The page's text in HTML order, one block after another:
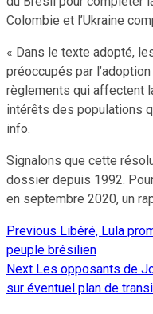
Colombie et l’Ukraine
« Dans le texte adopté,
préoccupés par
règlements qui affectent
intérêts des populations
info.
Signalons que cette
dossier depuis 1992.
en septembre 2020, un
Continue
Reading
Previous Libéré, Lula
peuple brésilien
Next Les opposants de
sur éventuel plan de